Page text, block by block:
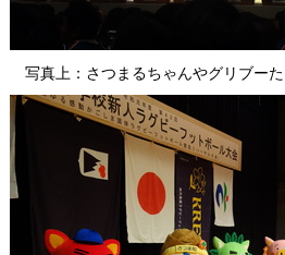
写真上：さつまるちゃんやグリブー